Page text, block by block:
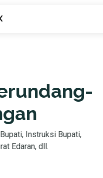
Instruksi Bupati,
Edaran, dll.